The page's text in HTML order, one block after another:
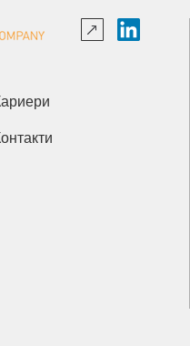
Кариери
Контакти